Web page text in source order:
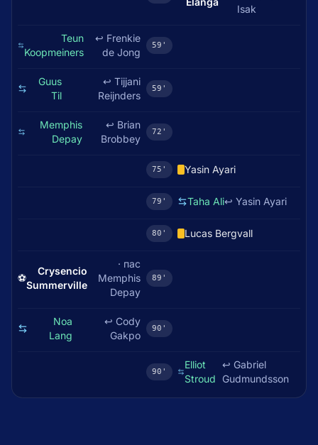
Isak
Teun
Koopmeiners
↩ Frenkie
de Jong
59'
Guus
Til
↩ Tijjani
Reijnders
59'
Memphis
Depay
↩ Brian
Brobbey
72'
75' Yasin Ayari
79' Taha Ali↩ Yasin Ayari
80' Lucas Bergvall
⚽
Crysencio
Summerville
· пас
Memphis
Depay
89'
Noa
Lang
↩ Cody
Gakpo
90'
90'
Elliot
Stroud
↩ Gabriel
Gudmundsson